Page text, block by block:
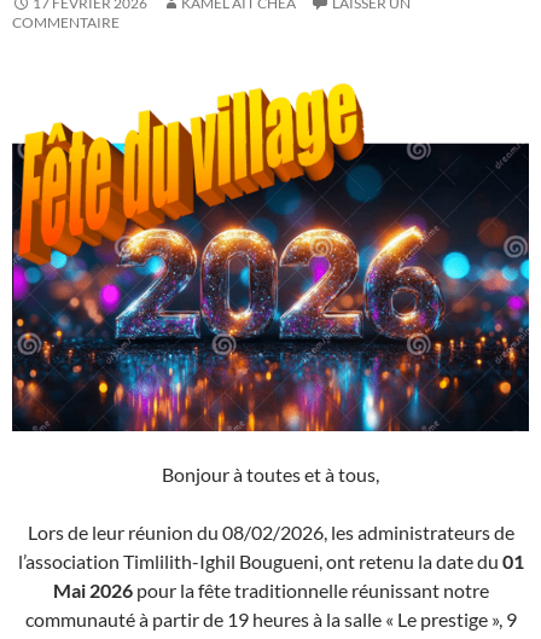
COMMENTAIRE
Bonjour à toutes et à tous,
Lors de leur réunion du 08/02/2026, les administrateurs de
l’association Timlilith-Ighil Bougueni, ont retenu la date du 01
Mai 2026pour la fête traditionnelle réunissant notre
communauté à partir de 19 heures à la salle « Le prestige », 9